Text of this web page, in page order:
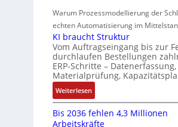
r
a
c
h
u
e
s
s
u
n
g
n
d
o
i
n
F
a
n
u
c
C
N
r
u
n
g
b
e
s
t
f
ü
r
m
u
l
v
a
a
h
t
l
o
s
e
I
n
t
Warum Prozessmodellierung der
echten Automatisierung im
KI braucht Struktur
Vom Auftragseingang bis zur
durchlaufen Bestellungen
ERP-Schritte – Datenerfassung,
Materialprüfung,
Weiterlesen:
K
I
b
Bis 2036 fehlen 4,3 Millionen
Arbeitskräfte